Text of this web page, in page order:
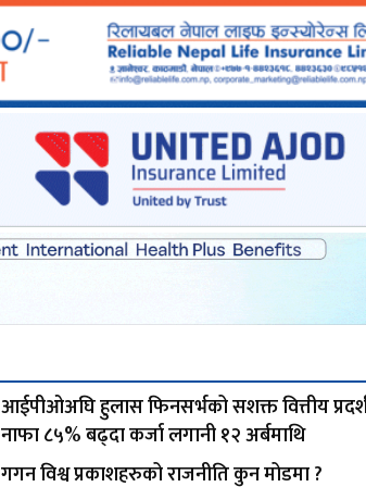
आईपीओअघि हुलास फिनसर्भको सशक्त वित्तीय
नाफा ८५% बढ्दा कर्जा लगानी १२ अर्बमाथि
गगन विश्व प्रकाशहरुको राजनीति कुन मोडमा ?